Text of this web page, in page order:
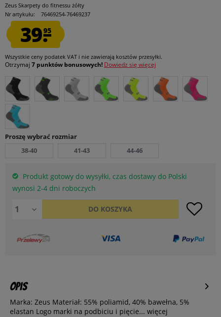
Zeus Skarpety do fitnessu żółty
Nr artykułu:
76469254-76469237
39.95
Wszystkie ceny podatek VAT i nie zawierają kosztów przesyłki.
Otrzymaj 7 punktów bonusowych! Dowiedz się więcej
Proszę wybrać rozmiar
38-40
41-43 44-46
Produkt gotowy do wysyłki, czas dostawy do Polski
wynosi 2-4 dni roboczych
DO KOSZYKA
Opis
Marka: Zeus Materiał: 55% poliamid, 40% bawełna, 5%
elastan Logo marki na podbiciu i pięcie... więcej